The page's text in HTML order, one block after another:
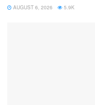
AUGUST 6, 2026 5.9K